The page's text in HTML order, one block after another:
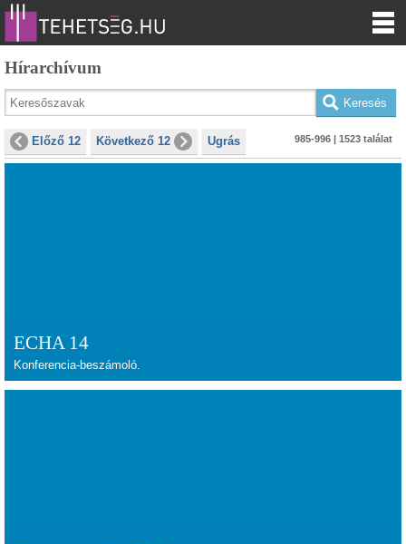
Hírarchívum
Előző 12 Következő 12 Ugrás 985-996 | 1523 találat
ECHA 14
Konferencia-beszámoló.